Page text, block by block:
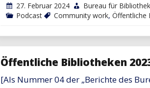
27. Februar 2024
Bureau für
Podcast
Community work, Öffentliche
Öffentliche Bibliotheken
[Als Nummer 04 der „Berichte des